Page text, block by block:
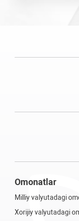
Omonatlar
Milliy valyutadagi
Xorijiy valyutadagi